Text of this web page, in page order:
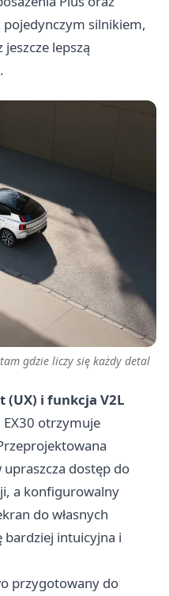
silnikiem,
lepszą
gdzie liczy się każdy detal
i funkcja V2L
otrzymuje
dostęp do
a konfigurowalny
do własnych
bardziej intuicyjna i
przygotowany do